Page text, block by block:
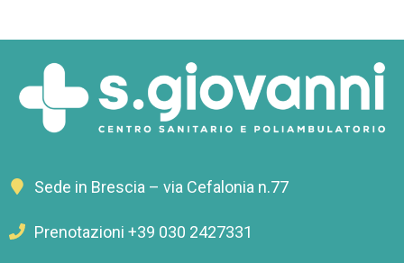
Sede in Brescia – via Cefalonia n.77
Prenotazioni +39 030 2427331